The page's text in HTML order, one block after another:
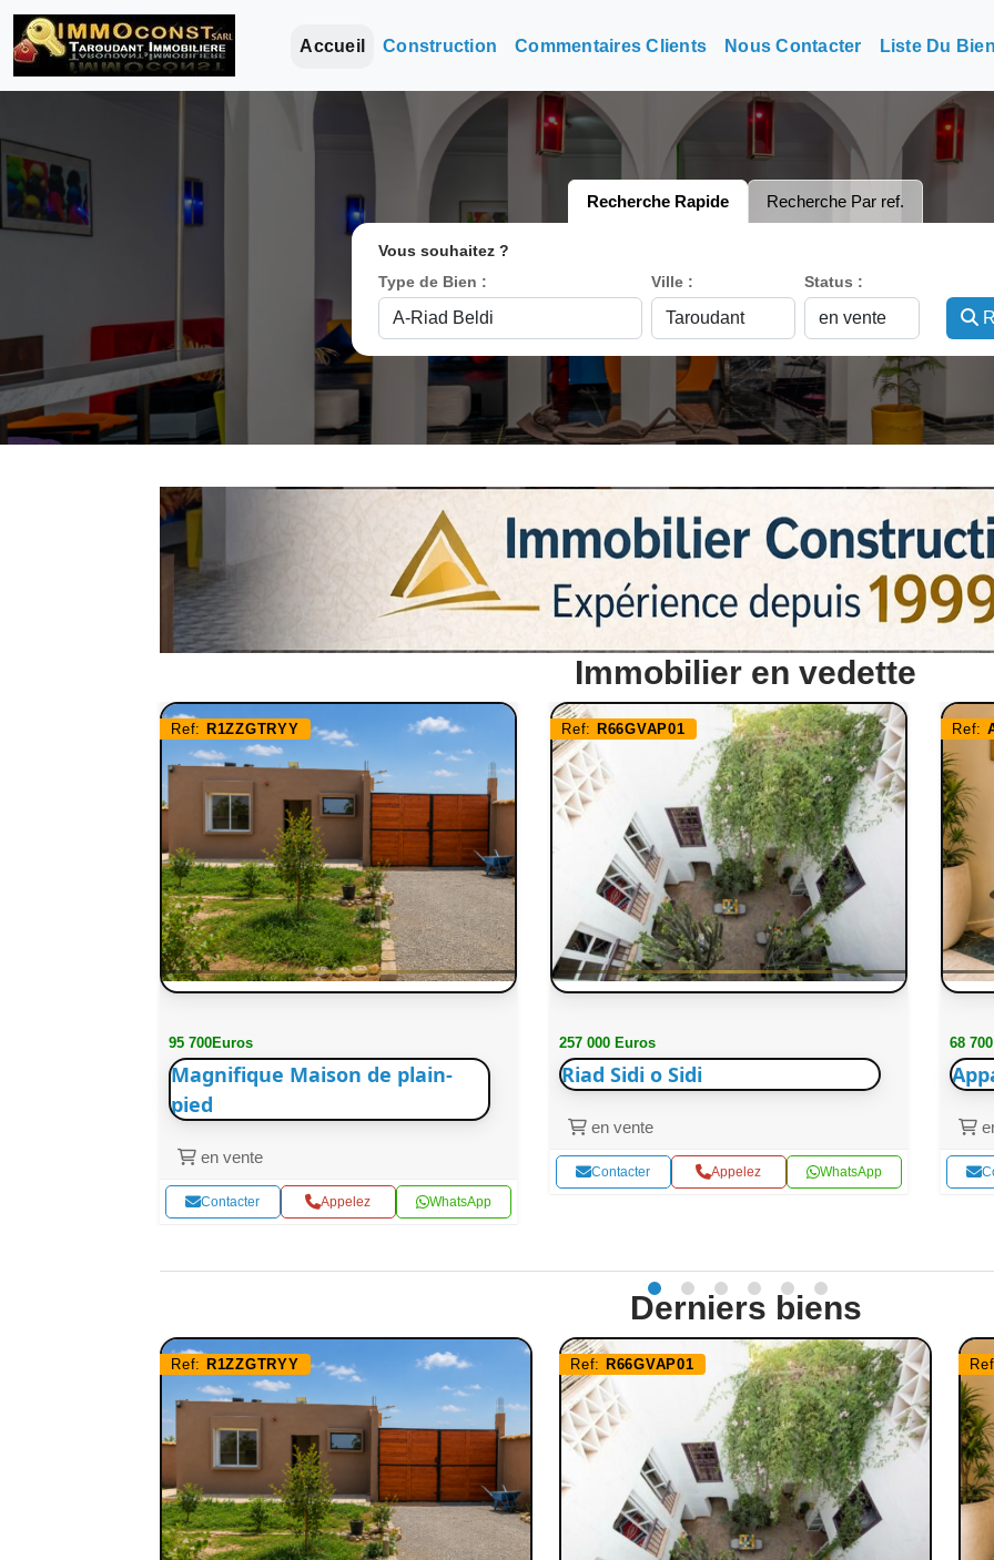
Accueil Construction Commentaires Clients Nous Contacter Liste Du
Recherche Rapide Recherche Par ref.
Vous souhaitez ?
Type de Bien :
Ville : Status :
Immobilier en vedette
Ref: R1ZZGTRYY
95 700Euros
Magnifique Maison de plain-
pied
en vente
Contacter Appelez WhatsApp
Ref: R66GVAP01
257 000 Euros
Riad Sidi o Sidi
en vente
Contacter Appelez WhatsApp
Ref:
68
Derniers biens
Ref: R1ZZGTRYY Ref: R66GVAP01